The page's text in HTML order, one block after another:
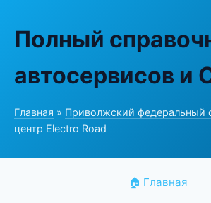
Полный
автосервисов и
Главная » Приволжский федеральный
центр Electro Road
🏠 Главная